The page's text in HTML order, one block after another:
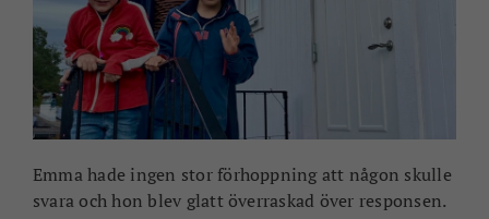
Emma hade ingen stor förhoppning att någon skulle
svara och hon blev glatt överraskad över responsen.